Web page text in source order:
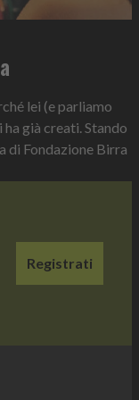
lei (e parliamo
già creati. Stando
di Fondazione Birra
Registrati